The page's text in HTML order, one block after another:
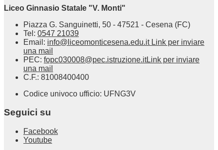
Liceo Ginnasio Statale "V. Monti"
Piazza G. Sanguinetti, 50 - 47521 - Cesena (FC)
Tel: 0547 21039
Email: info@liceomonticesena.edu.it Link per inviare
una mail
PEC: fopc030008@pec.istruzione.itLink per inviare
una mail
C.F.: 81008400400
Codice univoco ufficio: UFNG3V
Seguici su
Facebook
Youtube